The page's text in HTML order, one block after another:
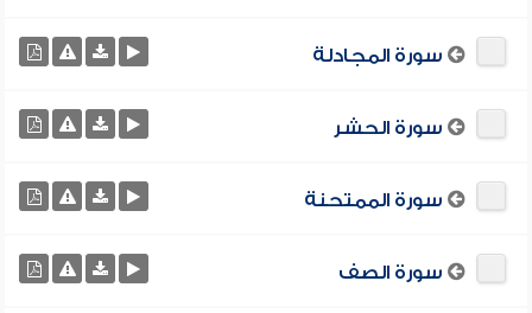
سورة المجادلة
سورة الحشر
سورة الممتحنة
سورة الصف